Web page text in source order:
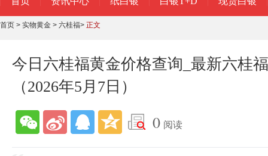
首页 > 实物黄金 > 六桂福> 正文
今日六桂福黄金价格查询_最新六桂
（2026年5月7日）
0 阅读